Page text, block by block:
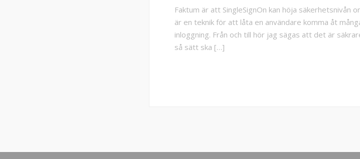
Faktum är att SingleSignOn kan höja säkerhetsnivån
är en teknik för att låta en användare komma åt
inloggning. Från och till hör jag sägas att det är
så sätt ska […]